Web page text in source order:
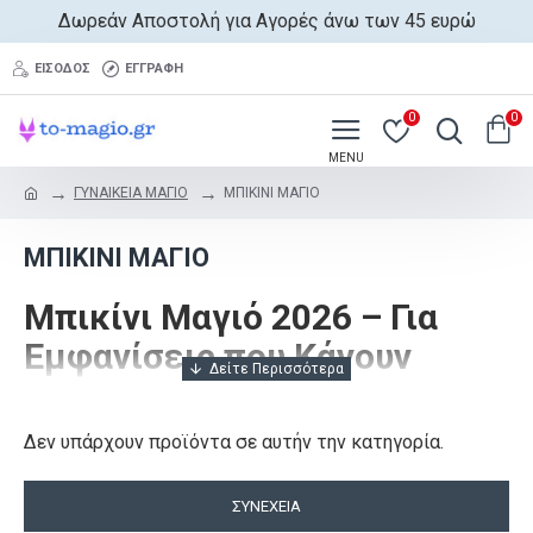
Δωρεάν Αποστολή για Αγορές άνω των 45 ευρώ
ΕΊΣΟΔΟΣ ΕΓΓΡΑΦΉ
0 0
ΓΥΝΑΙΚΕΙΑ ΜΑΓΙΟ ΜΠΙΚΙΝΙ ΜΑΓΙΟ
ΜΠΙΚΙΝΙ ΜΑΓΙΟ
Μπικίνι Μαγιό 2026 – Για
Εμφανίσεις που Κάνουν
Το φετινό καλοκαίρι δεν είναι για να περνάς
απαρατήρητη. Στοto-magio.grσε περιμένει η πιο
ανανεωμένη συλλογή σεμπικίνι μαγιό 2026
Δεν υπάρχουν προϊόντα σε αυτήν την κατηγορία.
ΣΥΝΈΧΕΙΑ